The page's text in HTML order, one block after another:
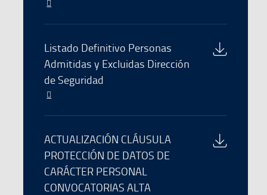
se
abre
en
una
nueva
Download
of
the
file
Listado Definitivo Personas
Admitidas y Excluidas Dirección
de Seguridad
se
abre
en
una
nueva
ventana
Download
of
the
file
ACTUALIZACIÓN CLÁUSULA
PROTECCIÓN DE DATOS DE
CARÁCTER PERSONAL
CONVOCATORIAS ALTA